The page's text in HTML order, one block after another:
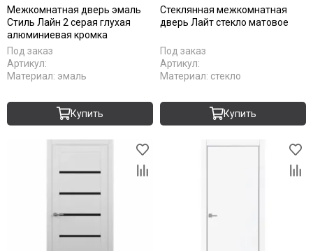
Межкомнатная дверь эмаль
Стиль Лайн 2 серая глухая
алюминиевая кромка
Под заказ
Артикул:
Материал: эмаль
Купить
Стеклянная межкомнатная
дверь Лайт стекло матовое
Под заказ
Артикул:
Материал: стекло
Купить